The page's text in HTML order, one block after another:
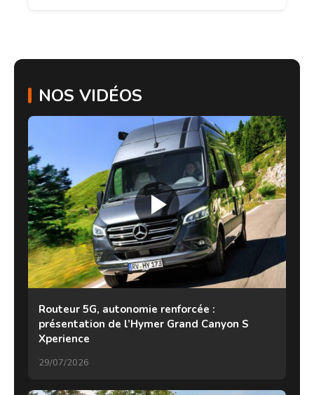
NOS VIDÉOS
Routeur 5G, autonomie renforcée :
présentation de l’Hymer Grand Canyon S
Xperience
29/07/2026